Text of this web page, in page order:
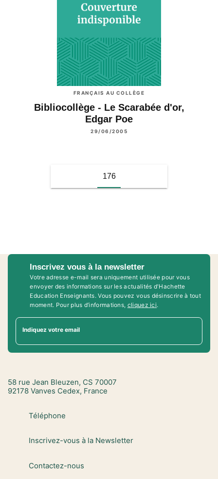
FRANÇAIS AU COLLÈGE
Bibliocollège - Le Scarabée d'or,
Edgar Poe
29/06/2005
176
Inscrivez vous à la newsletter
Votre adresse e-mail sera uniquement utilisée pour vous
envoyer des informations sur les actualités d'Hachette
Education Enseignants. Vous pouvez vous désinscrire à tout
moment. Pour plus d’informations, cliquez ici.
Indiquez votre email
58 rue Jean Bleuzen, CS 70007
92178 Vanves Cedex, France
Téléphone
Inscrivez-vous à la Newsletter
Contactez-nous